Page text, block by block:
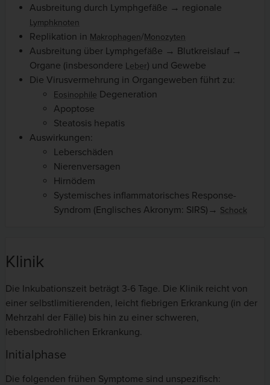
Ausbreitung durch Lymphgefäße → regionale
Lymphknoten
Replikation in Makrophagen/Monozyten
Ausbreitung über Lymphgefäße → Blutkreislauf →
Organe (insbesondere Leber) und Gewebe
Die Virusvermehrung in Organgeweben führt zu:
Eosinophile Degeneration
Apoptose
Steatosis hepatis
Auswirkungen:
Leberschäden
Nierenversagen
Hirnödem
Systemisches inflammatorisches Response-
Syndrom (Englisches Akronym: SIRS)→ Schock
Klinik
Die Inkubationszeit beträgt 3-6 Tage. Die Klinik reicht von
einer selbstlimitierenden, leicht fiebrigen Erkrankung (in der
Mehrzahl der Fälle) bis hin zu einer schweren,
lebensbedrohlichen Erkrankung.
Initialphase
Die folgenden frühen Symptome sind unspezifisch: